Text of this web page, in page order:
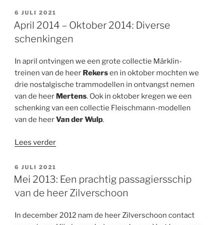
maquette”
GEPLAATST
OP
6 JULI 2021
April 2014 – Oktober 2014: Diverse
schenkingen
In april ontvingen we een grote collectie Märklin-
treinen van de heer Rekersen in oktober mochten we
drie nostalgische trammodellen in ontvangst nemen
van de heer Mertens. Ook in oktober kregen we een
schenking van een collectie Fleischmann-modellen
van de heerVan der Wulp.
Lees verder“April
Oktober
2014:
schenkingen”
GEPLAATST
OP
6 JULI 2021
Mei 2013: Een prachtig passagiersschip
van de heer Zilverschoon
In december 2012 nam de heer Zilverschoon contact